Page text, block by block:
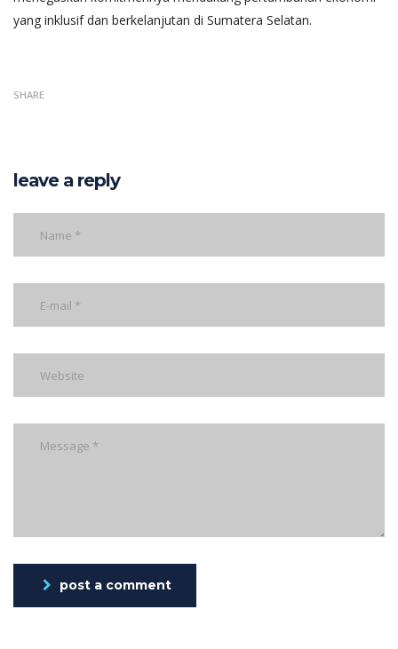
yang inklusif dan berkelanjutan di Sumatera Selatan.
SHARE
leave a reply
post a comment